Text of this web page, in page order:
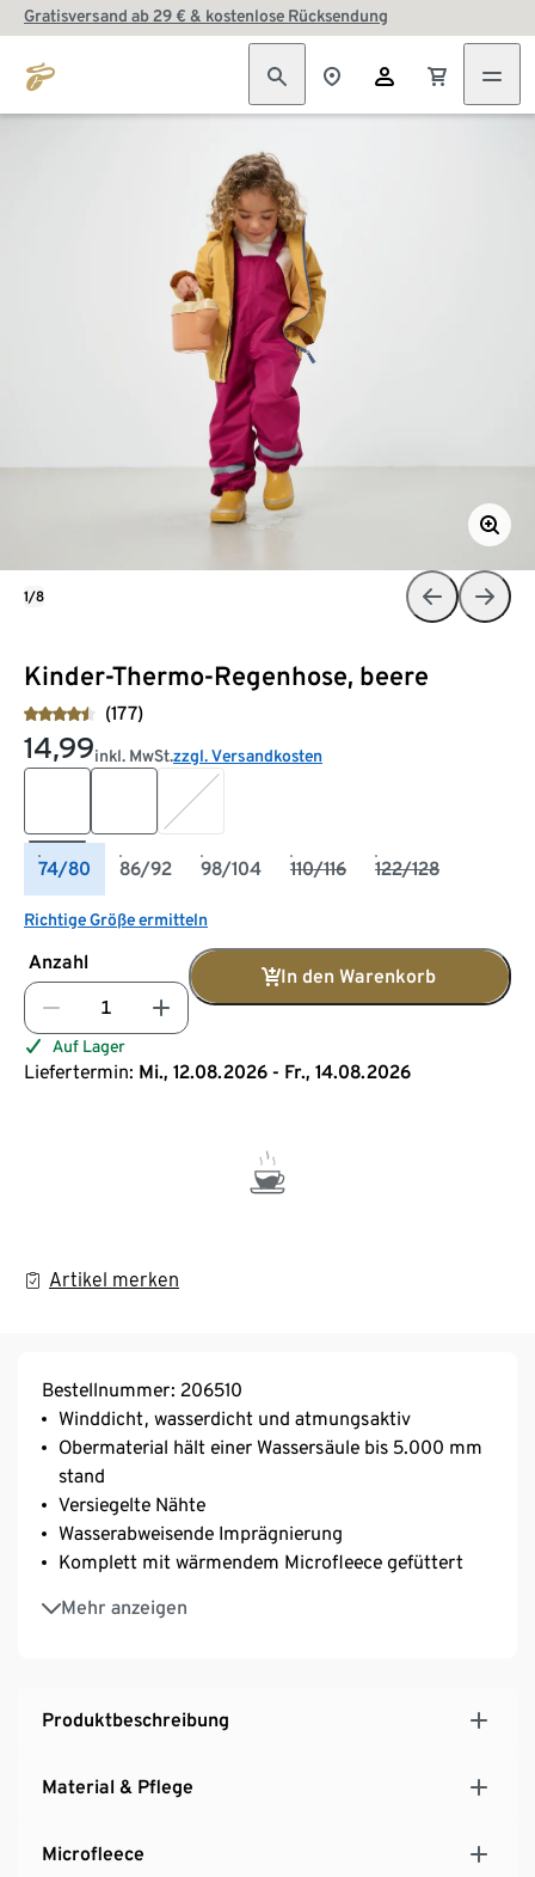
Gratisversand ab 29 € & kostenlose Rücksendung
Kinder-Thermo-Regenhose, beere
(177)
14,99inkl. MwSt.zzgl. Versandkosten
74/80 86/92 98/104 110/116 122/128
Richtige Größe ermitteln
Anzahl
In den Warenkorb
Auf Lager
Liefertermin: Mi., 12.08.2026 - Fr., 14.08.2026
Artikel merken
1/8
Bestellnummer: 206510
Winddicht, wasserdicht und atmungsaktiv
Obermaterial hält einer Wassersäule bis 5.000 mm
stand
Versiegelte Nähte
Wasserabweisende Imprägnierung
Komplett mit wärmendem Microfleece gefüttert
Mehr anzeigen
Dekorative Reflektor-Elemente
Elastische Beinabschlüsse mit Fußsteg für
Längenverstellbare, elastische Y-Träger
Beschreibbares Namensschild
Produktbeschreibung
Material & Pflege
Microfleece